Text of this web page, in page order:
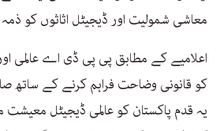
معاشی شمولیت اور ڈیجیٹل اثاثوں کو ذمہ
اعلامیے کے مطابق پی پی ڈی اے عالمی
کو قانونی وضاحت فراہم کرنے کے ساتھ
یہ قدم پاکستان کو عالمی ڈیجیٹل معیشت